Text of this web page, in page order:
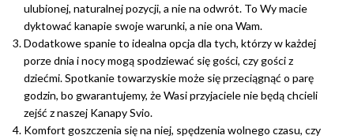
ulubionej, naturalnej pozycji, a nie na odwrót. To Wy macie
dyktować kanapie swoje warunki, a nie ona Wam.
Dodatkowe spanie to idealna opcja dla tych, którzy w każdej
porze dnia i nocy mogą spodziewać się gości, czy gości z
dziećmi. Spotkanie towarzyskie może się przeciągnąć o parę
godzin, bo gwarantujemy, że Wasi przyjaciele nie będą chcieli
zejść z naszej Kanapy Svio.
Komfort goszczenia się na niej, spędzenia wolnego czasu, czy